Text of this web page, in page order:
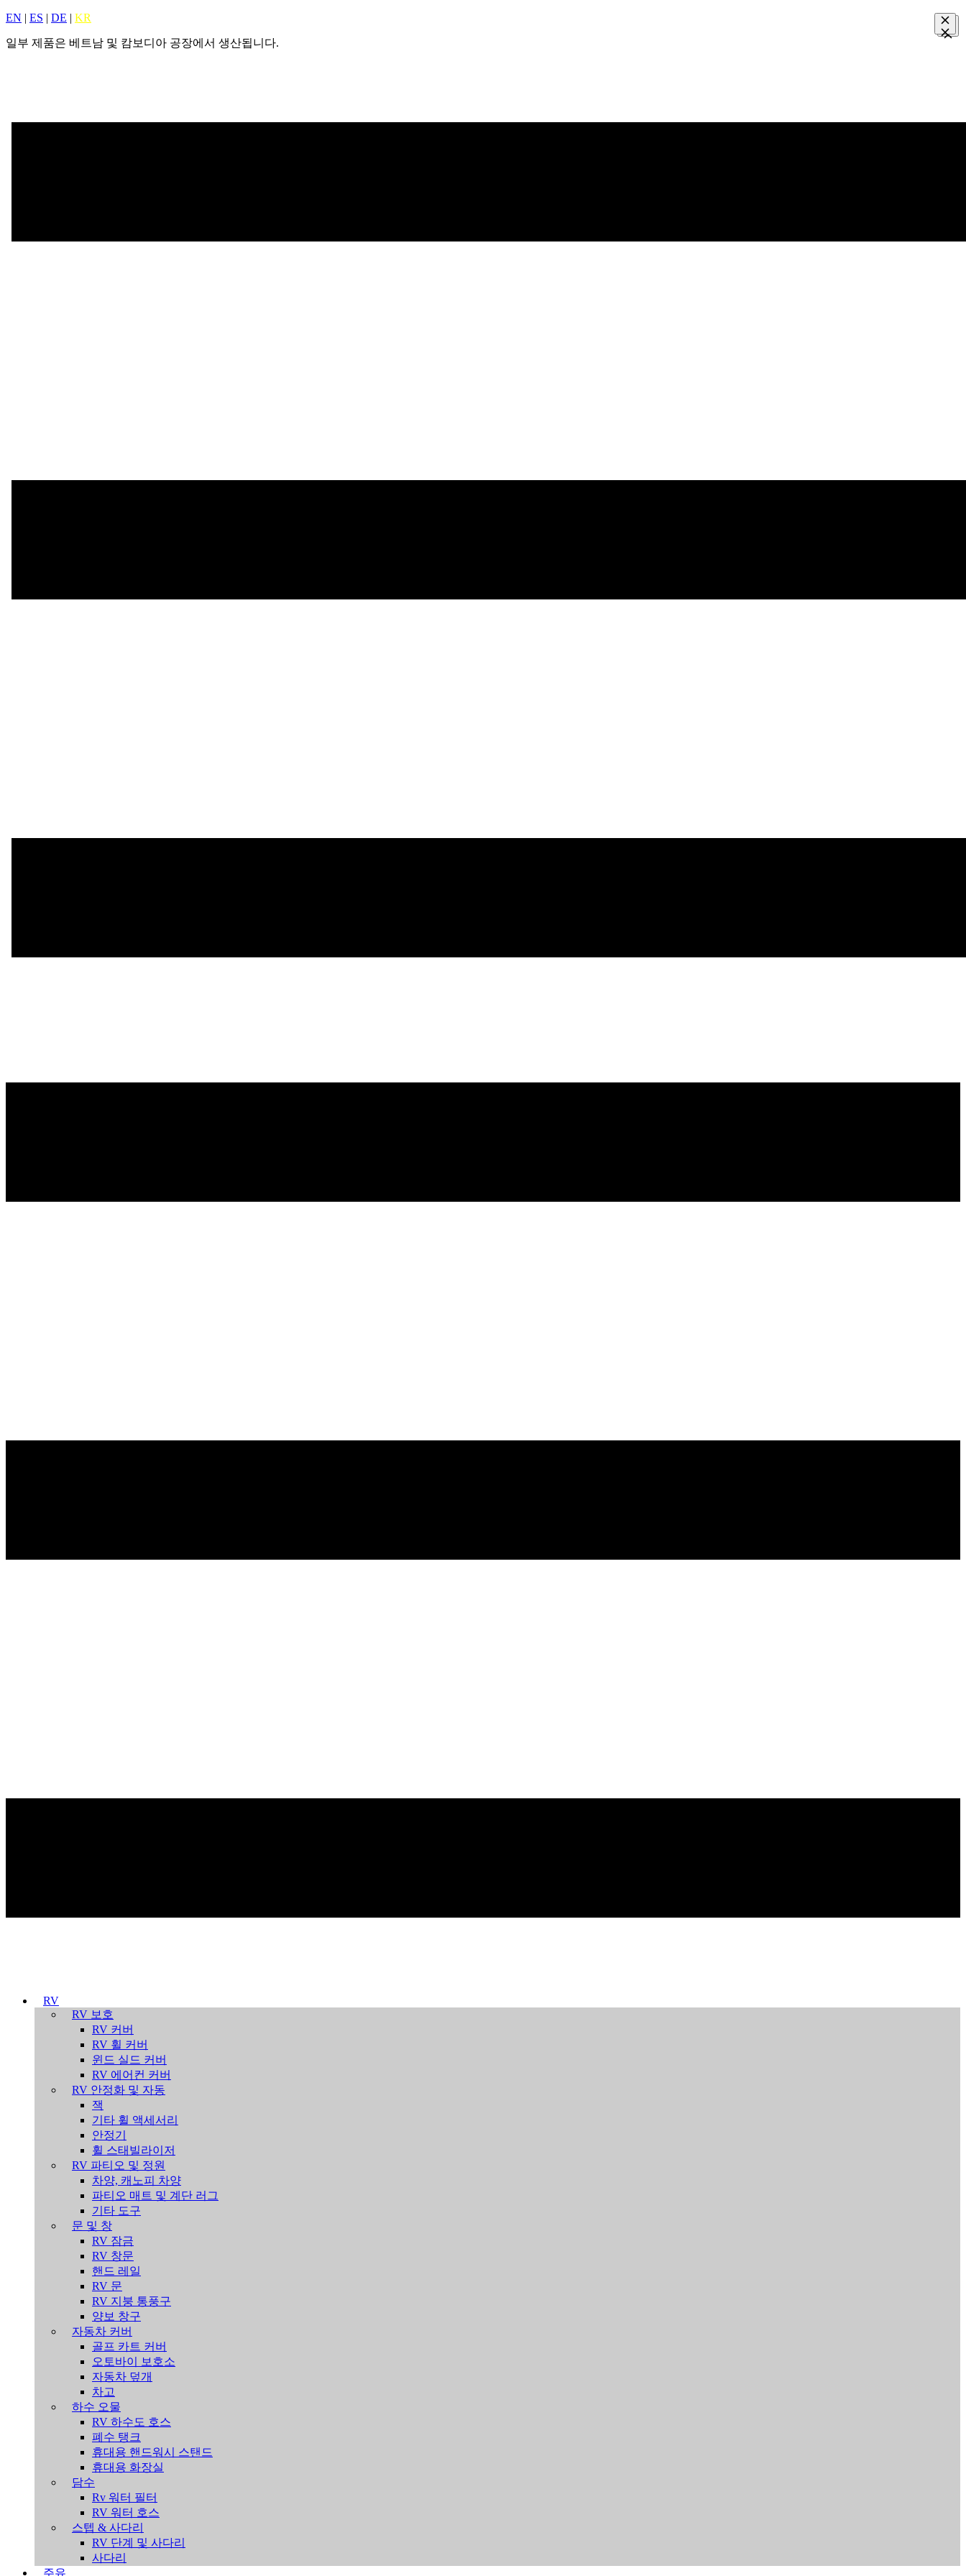
EN | ES | DE | KR
일부 제품은 베트남 및 캄보디아 공장에서 생산됩니다.
RV
RV 보호
RV 커버
RV 휠 커버
윈드 실드 커버
RV 에어컨 커버
RV 안정화 및 자동
잭
기타 휠 액세서리
안정기
휠 스태빌라이저
RV 파티오 및 정원
차양, 캐노피 차양
파티오 매트 및 계단 러그
기타 도구
문 및 창
RV 잠금
RV 창문
핸드 레일
RV 문
RV 지붕 통풍구
양보 창구
자동차 커버
골프 카트 커버
오토바이 보호소
자동차 덮개
차고
하수 오물
RV 하수도 호스
폐수 탱크
휴대용 핸드워시 스탠드
휴대용 화장실
담수
Rv 워터 필터
RV 워터 호스
스텝 & 사다리
RV 단계 및 사다리
사다리
주유